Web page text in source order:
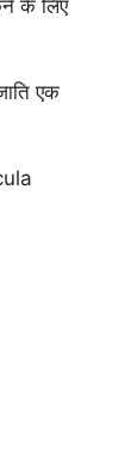
के लिए
एक